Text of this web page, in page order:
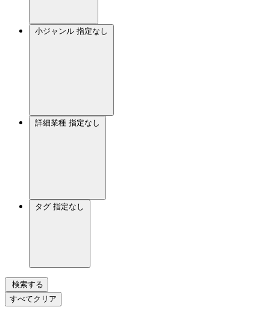
小ジャンル 指定なし
詳細業種 指定なし
タグ 指定なし
検索する
すべてクリア